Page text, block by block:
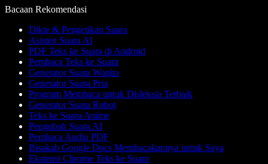
Bacaan Rekomendasi
Dikte & Pengetikan Suara
Asisten Suara AI
PDF Teks ke Suara di Android
Pembaca Teks ke Suara
Generator Suara Wanita
Generator Suara Pria
Program Membaca untuk Disleksia Terbaik
Generator Suara Robot
Teks ke Suara Anime
Pengubah Suara AI
Pembaca Audio PDF
Bisakah Google Docs Membacakannya untuk Saya
Ekstensi Chrome Teks ke Suara